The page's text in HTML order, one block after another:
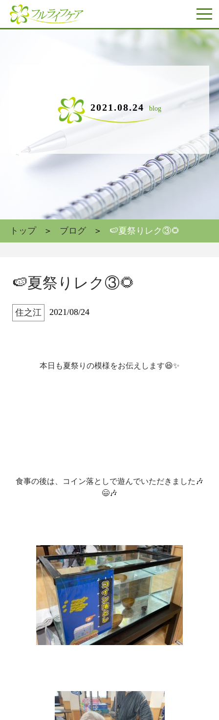
2021.08.24 blog
トップ ブログ 🍉夏祭りレク③🌻
🍉夏祭りレク③🌻
住之江 2021/08/24
本日も夏祭りの模様をお伝えします😆✨
食事の後は、コイン落としで遊んでいただきました🎶
😄🎶